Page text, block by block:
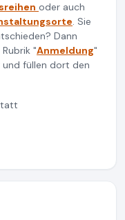
oder auch
. Sie
Dann
"Anmeldung"
und füllen dort den